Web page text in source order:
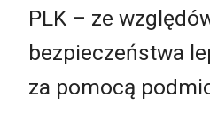
PLK – ze
bezpieczeństwa
za pomocą